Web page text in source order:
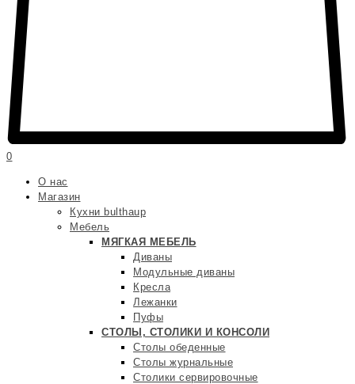
0
О нас
Магазин
Кухни bulthaup
Мебель
МЯГКАЯ МЕБЕЛЬ
Диваны
Модульные диваны
Кресла
Лежанки
Пуфы
СТОЛЫ, СТОЛИКИ И КОНСОЛИ
Столы обеденные
Столы журнальные
Столики сервировочные